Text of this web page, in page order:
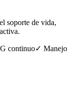
soporte de vida,
continuo✓ Manejo